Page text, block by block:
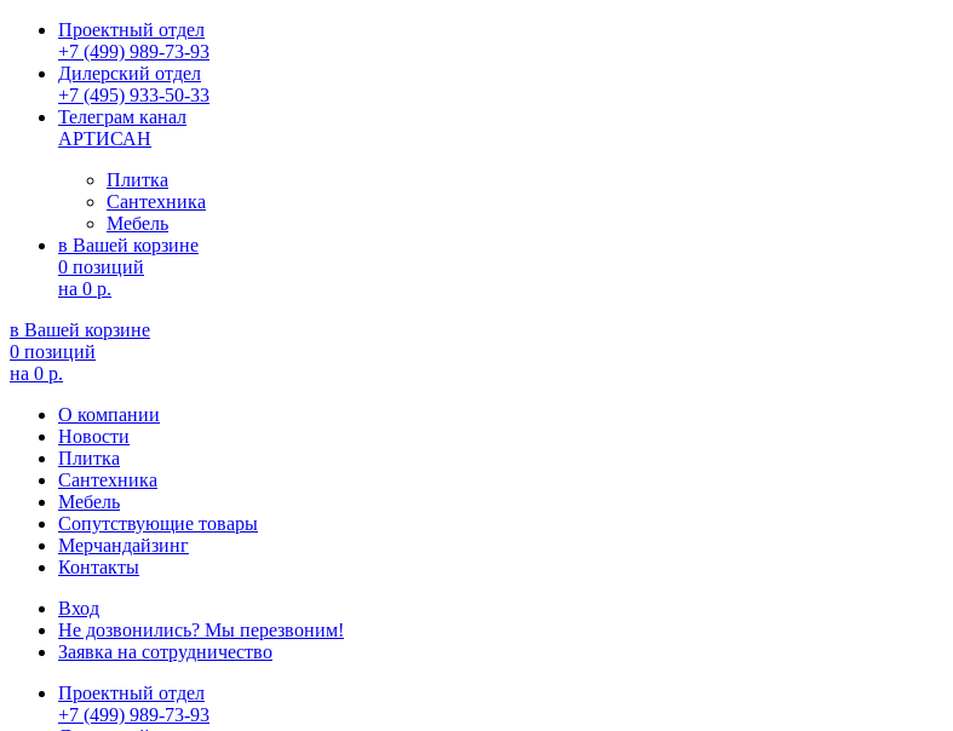
Проектный отдел
+7 (499) 989-73-93
Дилерский отдел
+7 (495) 933-50-33
Телеграм канал
АРТИСАН
Плитка
Сантехника
Мебель
в Вашей корзине
0 позиций
на 0 р.
в Вашей корзине
0 позиций
на 0 р.
О компании
Новости
Плитка
Сантехника
Мебель
Сопутствующие товары
Мерчандайзинг
Контакты
Вход
Не дозвонились? Мы перезвоним!
Заявка на сотрудничество
Проектный отдел
+7 (499) 989-73-93